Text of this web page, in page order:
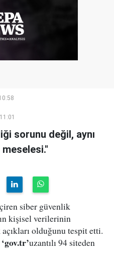
sorunu değil, aynı
siber güvenlik
kişisel verilerinin
olduğunu tespit etti.
‘gov.tr’uzantılı 94 siteden